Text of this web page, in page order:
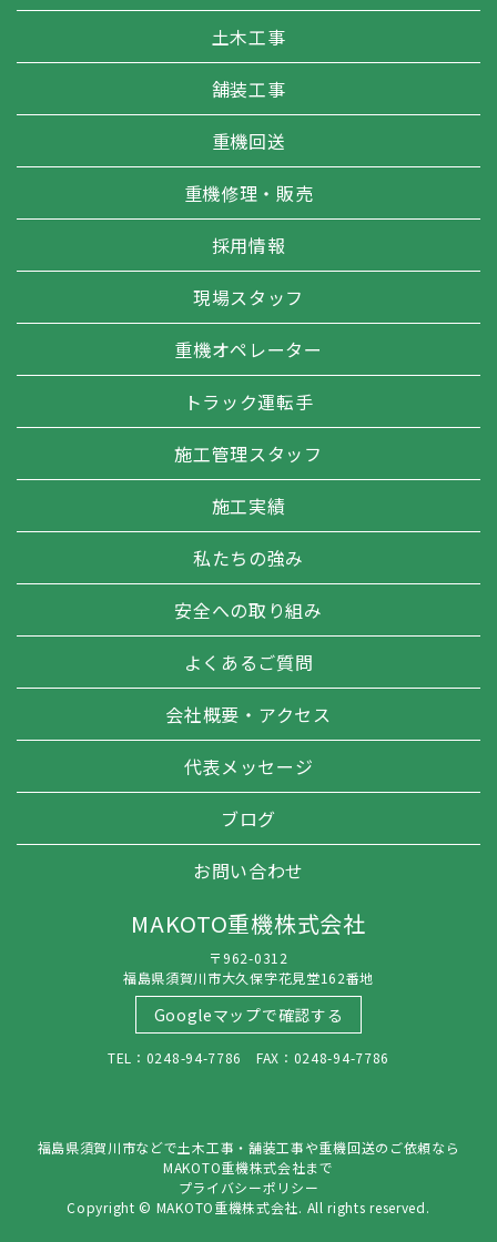
土木工事
舗装工事
重機回送
重機修理・販売
採用情報
現場スタッフ
重機オペレーター
トラック運転手
施工管理スタッフ
施工実績
私たちの強み
安全への取り組み
よくあるご質問
会社概要・アクセス
代表メッセージ
ブログ
お問い合わせ
MAKOTO重機株式会社
〒962-0312
福島県須賀川市大久保字花見堂162番地
Googleマップで確認する
TEL：0248-94-7786 FAX：0248-94-7786
福島県須賀川市などで土木工事・舗装工事や重機回送のご依頼なら
MAKOTO重機株式会社まで
プライバシーポリシー
Copyright © MAKOTO重機株式会社. All rights reserved.